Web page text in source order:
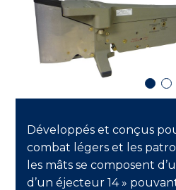
Développés et conçus
combat légers et les
les mâts se composent
d’un éjecteur 14 »